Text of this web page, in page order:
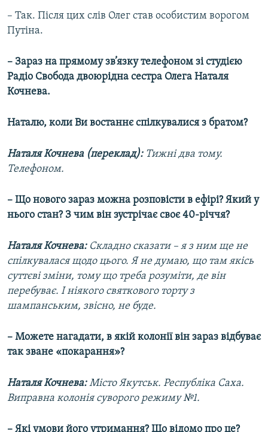
– Так. Після цих слів Олег став особистим ворогом
Путіна.
– Зараз на прямому зв’язку телефоном зі студією
Радіо Свобода двоюрідна сестра Олега Наталя
Кочнева.
Наталю, коли Ви востаннє спілкувалися з братом?
Наталя Кочнева (переклад): Тижні два тому.
Телефоном.
– Що нового зараз можна розповісти в ефірі? Який у
нього стан? З чим він зустрічає своє 40-річчя?
Наталя Кочнева:Складно сказати – я з ним ще не
спілкувалася щодо цього. Я не думаю, що там якісь
суттєві зміни, тому що треба розуміти, де він
перебуває. І ніякого святкового торту з
шампанським, звісно, не буде.
– Можете нагадати, в якій колонії він зараз відбуває
так зване «покарання»?
Наталя Кочнева:Місто Якутськ. Республіка Саха.
Виправна колонія суворого режиму №1.
– Які умови його утримання? Що відомо про це?